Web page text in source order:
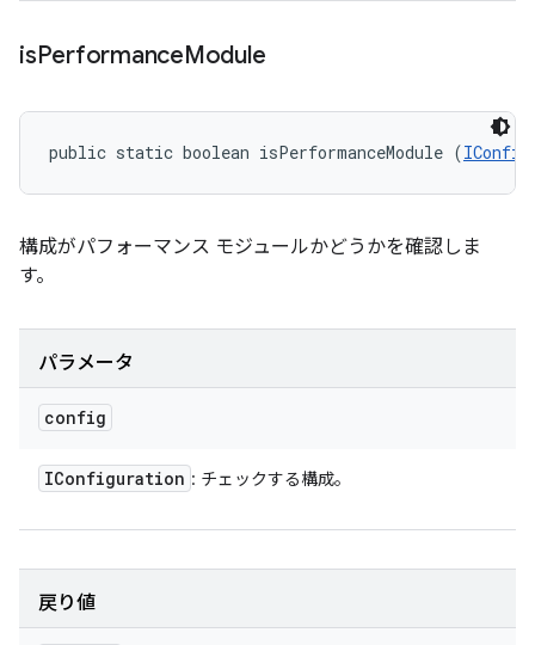
isPerformanceModule
public static boolean isPerformanceModule (
構成がパフォーマンス モジュールかどうかを確認しま
す。
パラメータ
config
IConfiguration : チェックする構成。
戻り値